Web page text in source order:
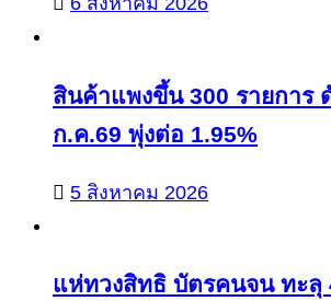
สินค้าแพงขึ้น 300 รายการ
ก.ค.69 พุ่งต่อ 1.95%
5 สิงหาคม 2026
แห่ทวงสิทธิ บัตรคนจน ทะลุ